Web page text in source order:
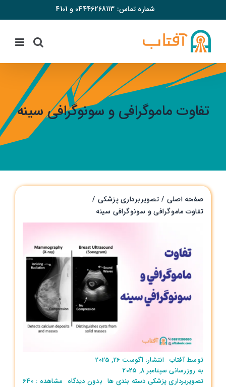
به
محتوا
شماره تماس: 04446268113 و 4101
تفاوت ماموگرافي و سونوگرافي سينه
صفحه اصلی
تصویربرداری پزشکی
تفاوت ماموگرافي و سونوگرافي سينه
توسطآفتاب انتشار: آگوست 26, 2025
به روزرسانی سپتامبر 8, 2025
تصویربرداری پزشکی دسته بندی ها بدون ديدگاهonمشاهده : 640